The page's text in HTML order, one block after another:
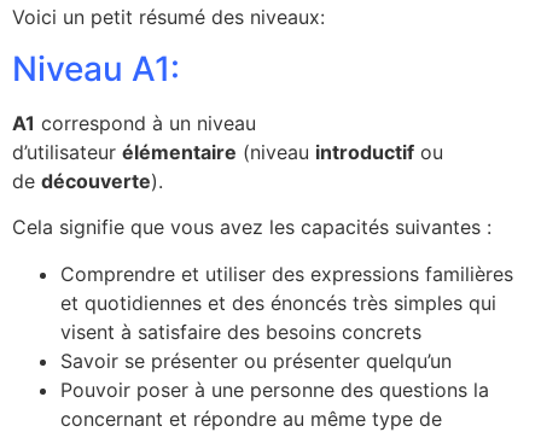
Voici un petit résumé des niveaux:
Niveau A1:
A1 correspond à un niveau
d’utilisateur élémentaire (niveau introductif ou
de découverte).
Cela signifie que vous avez les capacités suivantes :
Comprendre et utiliser des expressions familières
et quotidiennes et des énoncés très simples qui
visent à satisfaire des besoins concrets
Savoir se présenter ou présenter quelqu’un
Pouvoir poser à une personne des questions la
concernant et répondre au même type de